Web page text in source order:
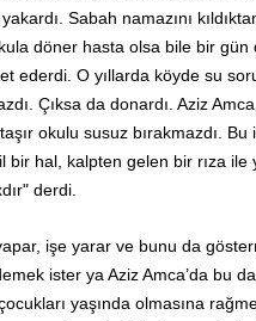
Sabah namazını
döner hasta olsa bile bir gün
ederdi. O yıllarda köyde su
Çıksa da donardı. Aziz
okulu susuz bırakmazdı.
bir hal, kalpten gelen bir rıza ile
derdi.
işe yarar ve bunu da
ister ya Aziz Amca’da bu
yaşında olmasına